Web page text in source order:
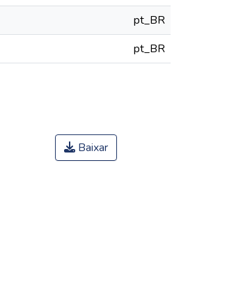
pt_BR
pt_BR
Baixar